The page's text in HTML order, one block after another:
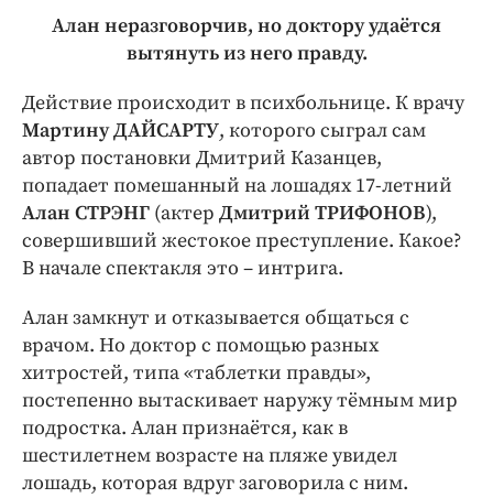
Алан неразговорчив, но доктору удаётся
вытянуть из него правду.
Действие происходит в психбольнице. К врачу
Мартину ДАЙСАРТУ, которого сыграл сам
автор постановки Дмитрий Казанцев,
попадает помешанный на лошадях 17-летний
Алан СТРЭНГ (актер Дмитрий ТРИФОНОВ),
совершивший жестокое преступление. Какое?
В начале спектакля это – интрига.
Алан замкнут и отказывается общаться с
врачом. Но доктор с помощью разных
хитростей, типа «таблетки правды»,
постепенно вытаскивает наружу тёмным мир
подростка. Алан признаётся, как в
шестилетнем возрасте на пляже увидел
лошадь, которая вдруг заговорила с ним.